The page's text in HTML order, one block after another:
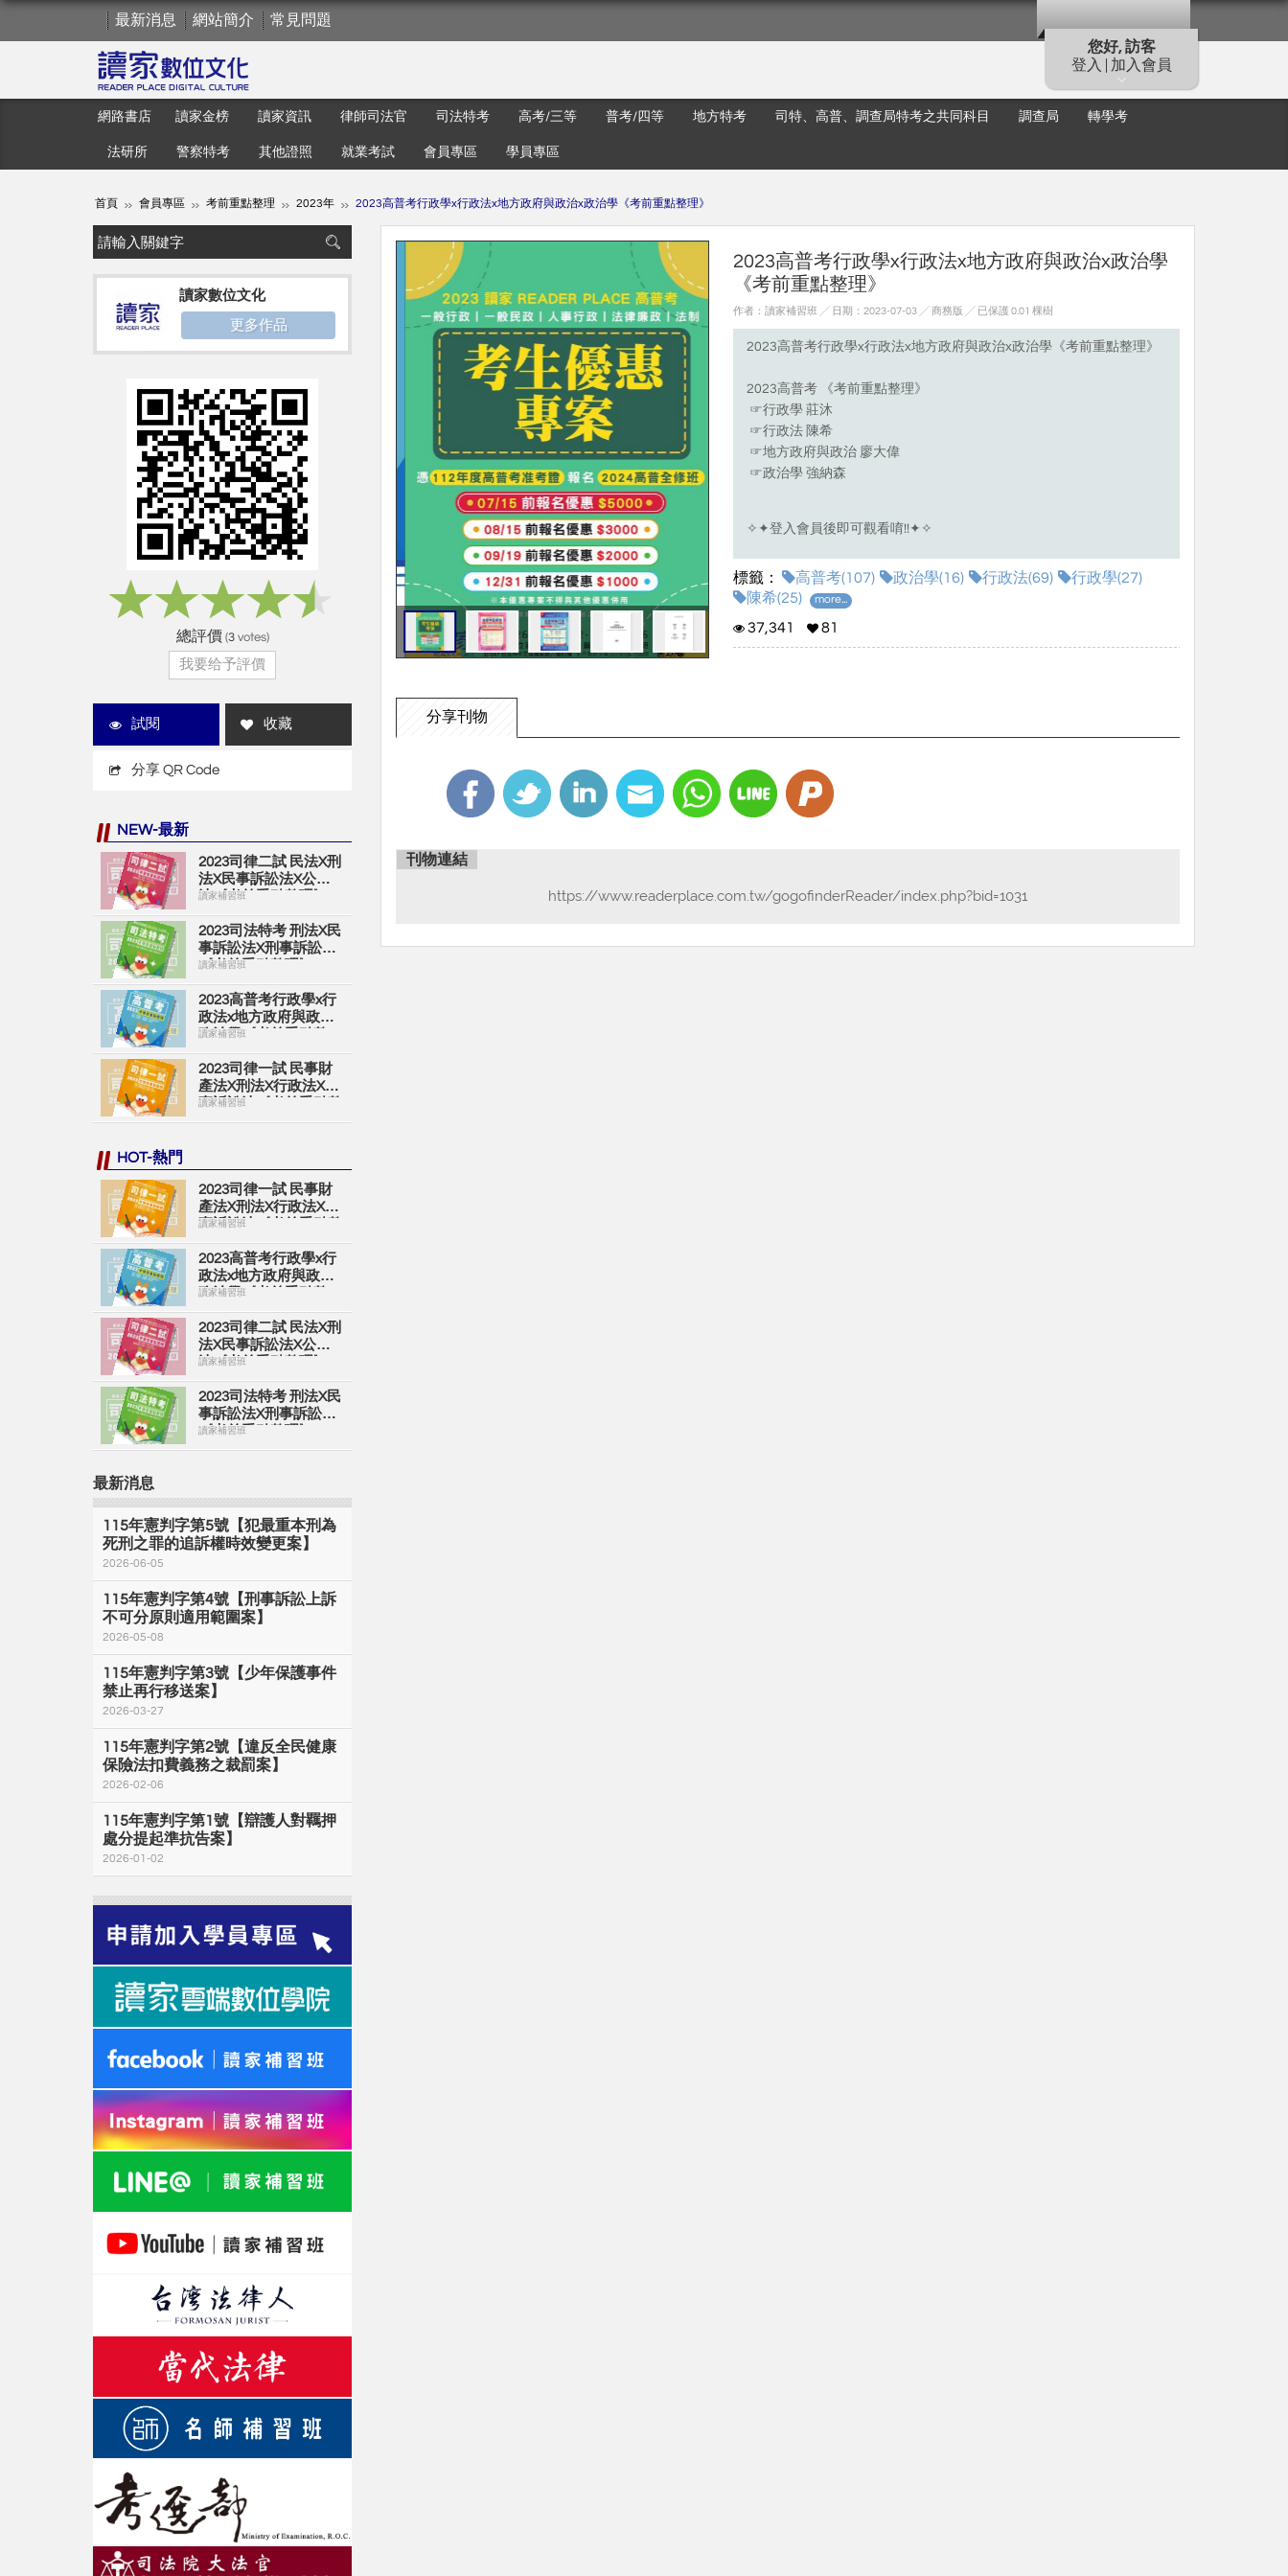
您好, 訪客
登入 | 加入會員
最新消息 網站簡介 常見問題
網路書店 讀家金榜 讀家資訊 律師司法官 司法特考 高考/三等 普考/四等 地方特考 司特、高普、調查局特考之共同科目 調查局 轉學考
法研所 警察特考 其他證照 就業考試 會員專區 學員專區
首頁 會員專區 考前重點整理 2023年 2023高普考行政學x行政法x地方政府與政治x政治學《考前重點整理》
2023高普考行政學x行政法x地方政府與政治x政治學
《考前重點整理》
作者：讀家補習班 ╱ 日期：2023-07-03 ╱ 商務版 ╱ 已保護 0.01 棵樹
2023高普考行政學x行政法x地方政府與政治x政治學《考前重點整理》
2023高普考 《考前重點整理》
☞行政學 莊沐
☞行政法 陳希
☞地方政府與政治 廖大偉
☞政治學 強納森
✧✦登入會員後即可觀看唷!!✦✧
標籤： 高普考(107) 政治學(16) 行政法(69)
行政學(27)
陳希(25)
more...
37,341 81
分享刊物
刊物連結
https://www.readerplace.com.tw/gogofinderReader/index.php?bid=1031
讀家數位文化
更多作品
總評價 (3votes)
我要给予評價
試閱 收藏
分享 QR Code
NEW-最新
2023司律二試 民法X刑
法X民事訴訟法X公司
法《考前重點整理》
讀家補習班
2023司法特考 刑法X民
事訴訟法X刑事訴訟法
《考前重點整理》
讀家補習班
2023高普考行政學x行
政法x地方政府與政治x
政治學《考前重點整
理》
讀家補習班
2023司律一試 民事財
產法X刑法X行政法X刑
事訴訟法《考前重點整
理》
讀家補習班
HOT-熱門
2023司律一試 民事財
產法X刑法X行政法X刑
事訴訟法《考前重點整
理》
讀家補習班
2023高普考行政學x行
政法x地方政府與政治x
政治學《考前重點整
理》
讀家補習班
2023司律二試 民法X刑
法X民事訴訟法X公司
法《考前重點整理》
讀家補習班
2023司法特考 刑法X民
事訴訟法X刑事訴訟法
《考前重點整理》
讀家補習班
最新消息
115年憲判字第5號【犯最重本刑為
死刑之罪的追訴權時效變更案】
2026-06-05
115年憲判字第4號【刑事訴訟上訴
不可分原則適用範圍案】
2026-05-08
115年憲判字第3號【少年保護事件
禁止再行移送案】
2026-03-27
115年憲判字第2號【違反全民健康
保險法扣費義務之裁罰案】
2026-02-06
115年憲判字第1號【辯護人對羈押
處分提起準抗告案】
2026-01-02